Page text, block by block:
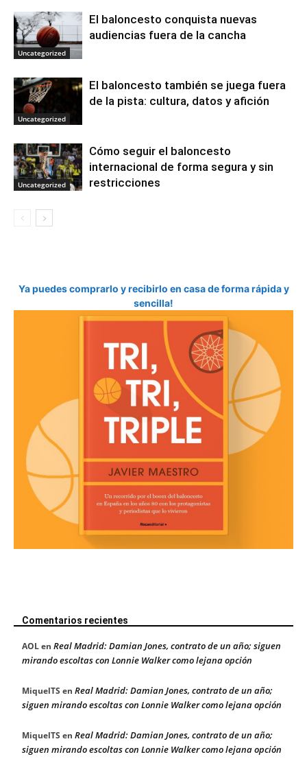
Uncategorized
El baloncesto conquista nuevas
audiencias fuera de la cancha
Uncategorized
El baloncesto también se juega fuera
de la pista: cultura, datos y afición
Uncategorized
Cómo seguir el baloncesto
internacional de forma segura y sin
restricciones
Ya puedes comprarlo y recibirlo en casa de forma rápida y
sencilla!
Comentarios recientes
AOLen Real Madrid: Damian Jones, contrato de un año; siguen
mirando escoltas con Lonnie Walker como lejana opción
MiquelTS en Real Madrid: Damian Jones, contrato de un año;
siguen mirando escoltas con Lonnie Walker como lejana opción
MiquelTS en Real Madrid: Damian Jones, contrato de un año;
siguen mirando escoltas con Lonnie Walker como lejana opción